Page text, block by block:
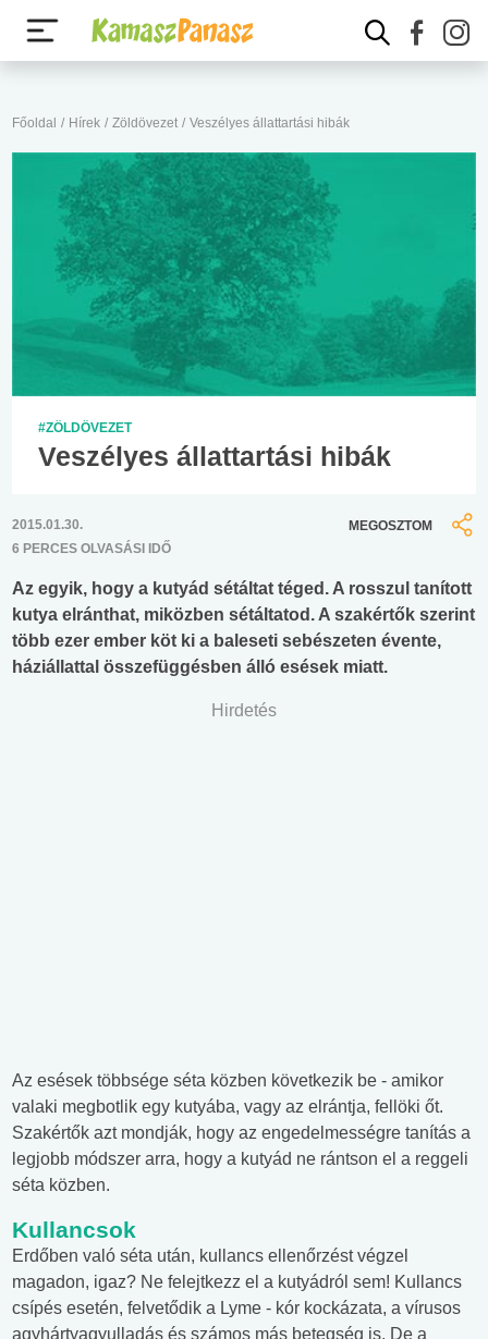
Főoldal / Hírek / Zöldövezet / Veszélyes állattartási hibák
#ZÖLDÖVEZET
Veszélyes állattartási hibák
2015.01.30.
6 PERCES OLVASÁSI IDŐ
MEGOSZTOM
Az egyik, hogy a kutyád sétáltat téged. A rosszul tanított
kutya elránthat, miközben sétáltatod. A szakértők szerint
több ezer ember köt ki a baleseti sebészeten évente,
háziállattal összefüggésben álló esések miatt.
Hirdetés
Az esések többsége séta közben következik be - amikor
valaki megbotlik egy kutyába, vagy az elrántja, fellöki őt.
Szakértők azt mondják, hogy az engedelmességre tanítás a
legjobb módszer arra, hogy a kutyád ne rántson el a reggeli
séta közben.
Kullancsok
Erdőben való séta után, kullancs ellenőrzést végzel
magadon, igaz? Ne felejtkezz el a kutyádról sem! Kullancs
csípés esetén, felvetődik a Lyme - kór kockázata, a vírusos
agyhártyagyulladás és számos más betegség is. De a